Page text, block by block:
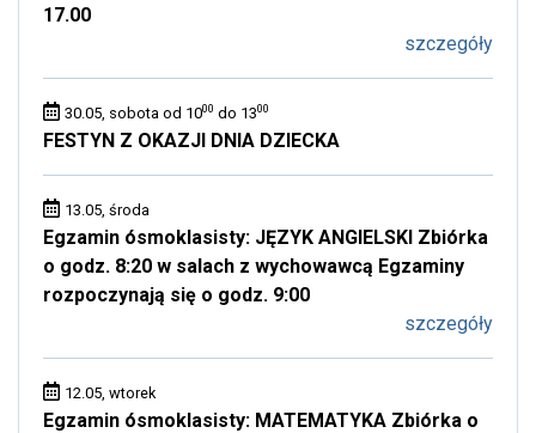
17.00
szczegóły
30.05, sobota od 1000 do 1300
FESTYN Z OKAZJI DNIA DZIECKA
13.05, środa
Egzamin ósmoklasisty: JĘZYK ANGIELSKI Zbiórka
o godz. 8:20 w salach z wychowawcą Egzaminy
rozpoczynają się o godz. 9:00
szczegóły
12.05, wtorek
Egzamin ósmoklasisty: MATEMATYKA Zbiórka o